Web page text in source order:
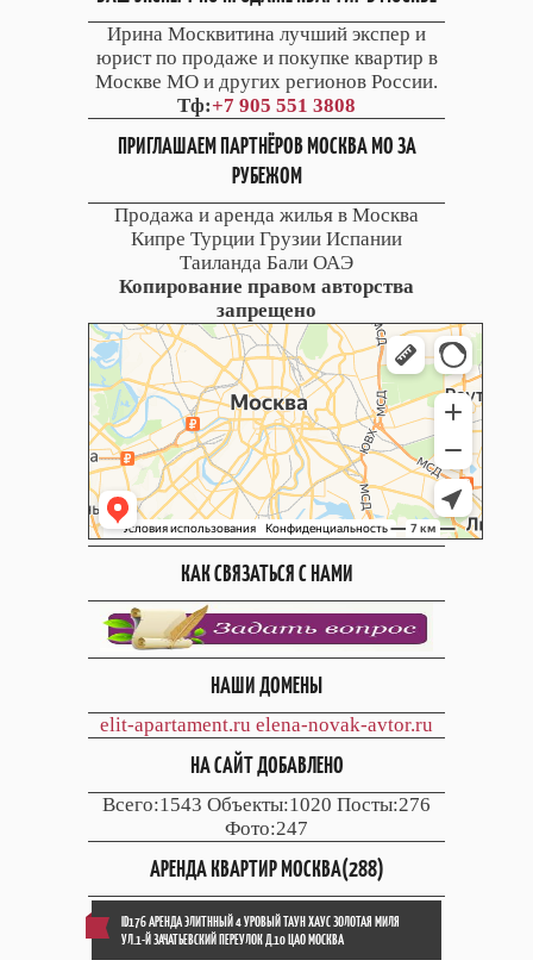
Ирина Москвитина лучший экспер и
юрист по продаже и покупке квартир в
Москве МО и других регионов России.
Тф:+7 905 551 3808
ПРИГЛАШАЕМ ПАРТНЁРОВ МОСКВА МО ЗА
РУБЕЖОМ
Продажа и аренда жилья в Москва
Кипре Турции Грузии Испании
Таиланда Бали ОАЭ
Копирование правом авторства
запрещено
КАК СВЯЗАТЬСЯ С НАМИ
НАШИ ДОМЕНЫ
elit-apartament.ru elena-novak-avtor.ru
НА САЙТ ДОБАВЛЕНО
Всего:1543 Объекты:1020 Посты:276
Фото:247
АРЕНДА КВАРТИР МОСКВА(288)
ID176 АРЕНДА ЭЛИТННЫЙ 4 УРОВЫЙ ТАУН ХАУС ЗОЛОТАЯ МИЛЯ
УЛ.1-Й ЗАЧАТЬЕВСКИЙ ПЕРЕУЛОК Д.10 ЦАО МОСКВА